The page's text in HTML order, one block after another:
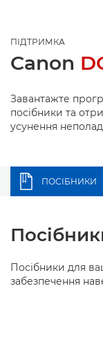
ПІДТРИМКА
Canon
Завантажте
посібники та
усунення
ПОСІБНИКИ
Посібники для
забезпечення